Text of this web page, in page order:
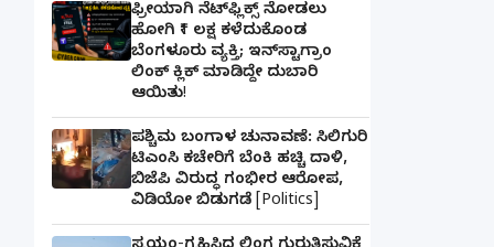
ಫ್ರೀಯಾಗಿ ನೆಟ್‌ಫ್ಲಿಕ್ಸ್ ನೋಡಲು
ಹೋಗಿ ₹1 ಲಕ್ಷ ಕಳೆದುಕೊಂಡ
ಬೆಂಗಳೂರು ವ್ಯಕ್ತಿ; ಇನ್‌ಸ್ಟಾಗ್ರಾಂ
ಲಿಂಕ್ ಕ್ಲಿಕ್ ಮಾಡಿದ್ದೇ ದುಬಾರಿ
ಆಯಿತು!
ಪಶ್ಚಿಮ ಬಂಗಾಳ ಚುನಾವಣೆ: ಸಿಲಿಗುರಿ
ಟಿಎಂಸಿ ಕಚೇರಿಗೆ ಬೆಂಕಿ ಹಚ್ಚಿ ದಾಳಿ,
ಬಿಜೆಪಿ ವಿರುದ್ಧ ಗಂಭೀರ ಆರೋಪ,
ವಿಡಿಯೋ ಬಿಡುಗಡೆ [Politics]